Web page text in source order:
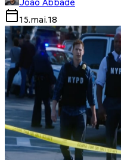
João Abbade
15.mai.18